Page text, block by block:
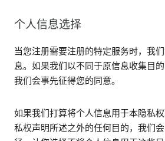
个人信息选择
当您注册需要注册的特定服务时，我
息。如果我们以不同于原信息收集目的
我们会事先征得您的同意。
如果我们打算将个人信息用于本隐私
私权声明所述之外的任何目的，我们